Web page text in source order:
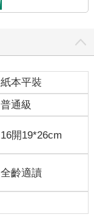
紙本平裝
普通級
16開19*26cm
全齡適讀